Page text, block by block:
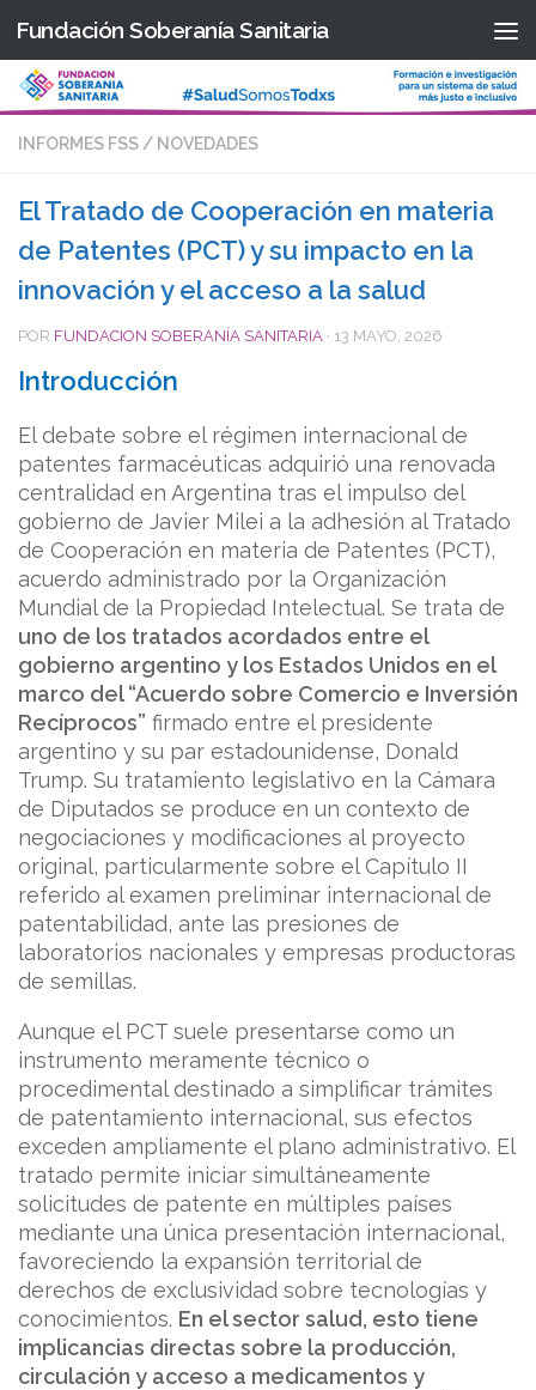
Saltar al contenido
Fundación Soberanía Sanitaria
INFORMES FSS / NOVEDADES
El Tratado de Cooperación en materia
de Patentes (PCT) y su impacto en la
innovación y el acceso a la salud
POR FUNDACION SOBERANÍA SANITARIA · 13 MAYO, 2026
Introducción
El debate sobre el régimen internacional de
patentes farmacéuticas adquirió una renovada
centralidad en Argentina tras el impulso del
gobierno de Javier Milei a la adhesión al Tratado
de Cooperación en materia de Patentes (PCT),
acuerdo administrado por la Organización
Mundial de la Propiedad Intelectual. Se trata de
uno de los tratados acordados entre el
gobierno argentino y los Estados Unidos en el
marco del “Acuerdo sobre Comercio e Inversión
Recíprocos” firmado entre el presidente
argentino y su par estadounidense, Donald
Trump. Su tratamiento legislativo en la Cámara
de Diputados se produce en un contexto de
negociaciones y modificaciones al proyecto
original, particularmente sobre el Capítulo II
referido al examen preliminar internacional de
patentabilidad, ante las presiones de
laboratorios nacionales y empresas productoras
de semillas.
Aunque el PCT suele presentarse como un
instrumento meramente técnico o
procedimental destinado a simplificar trámites
de patentamiento internacional, sus efectos
exceden ampliamente el plano administrativo. El
tratado permite iniciar simultáneamente
solicitudes de patente en múltiples países
mediante una única presentación internacional,
favoreciendo la expansión territorial de
derechos de exclusividad sobre tecnologías y
conocimientos. En el sector salud, esto tiene
implicancias directas sobre la producción,
circulación y acceso a medicamentos y